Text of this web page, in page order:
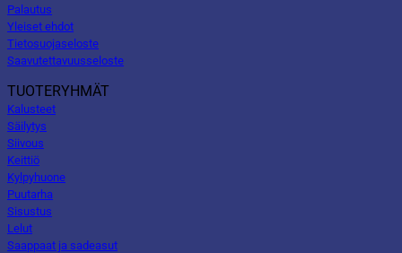
Palautus
Yleiset ehdot
Tietosuojaseloste
Saavutettavuusseloste
TUOTERYHMÄT
Kalusteet
Säilytys
Siivous
Keittiö
Kylpyhuone
Puutarha
Sisustus
Lelut
Saappaat ja sadeasut